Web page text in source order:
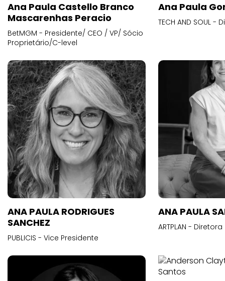
Ana Paula Castello Branco
Mascarenhas Peracio
BetMGM - Presidente/ CEO / VP/ Sócio
Proprietário/C-level
Ana Paula
TECH AND SOUL
ANA PAULA RODRIGUES
SANCHEZ
PUBLICIS - Vice Presidente
ANA PAULA
ARTPLAN -